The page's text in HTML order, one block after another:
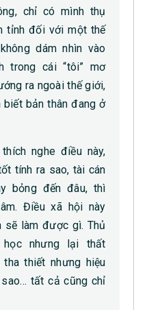
chỉ có mình thụ
tỉnh đối với một thế
dám nhìn vào
trong cái “tôi” mơ
ra ngoài thế giới,
biết bản thân đang ở
nghe điều này,
tính ra sao, tài cán
bỏng đến đâu, thì
Điều xã hội này
sẽ làm được gì. Thủ
nhưng lại thất
thiết nhưng hiệu
tất cả cũng chỉ